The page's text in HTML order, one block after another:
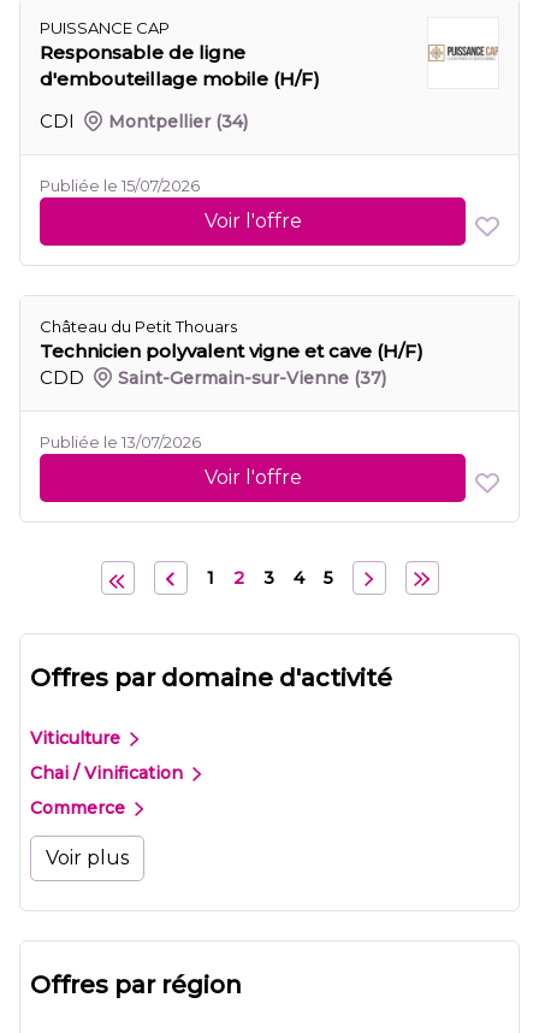
PUISSANCE CAP
Responsable de ligne
d'embouteillage mobile (H/F)
CDI
Montpellier (34)
Publiée le 15/07/2026
Voir l'offre
Château du Petit Thouars
Technicien polyvalent vigne et cave (H/F)
CDD
Saint-Germain-sur-Vienne (37)
Publiée le 13/07/2026
Voir l'offre
1 2 3 4 5
Offres par domaine d'activité
Viticulture
Chai / Vinification
Commerce
Voir plus
Offres par région